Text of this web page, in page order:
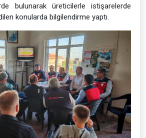
bulunarak üreticilerle istişarelerde
konularda bilgilendirme yaptı.